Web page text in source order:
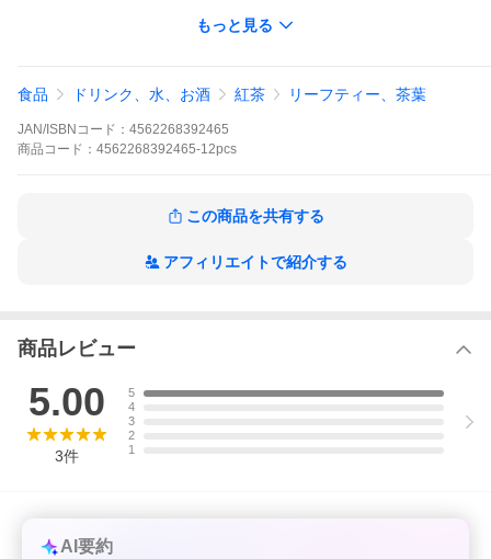
セイロン紅茶を、英国・ロシア・日本・中東諸国等、50か国以上
ギフト用などブレンドから加工及び包装まで、一貫して自社で製
造することが可能で、どのような顧客の要望にも応えられる設備
す。紅茶は気候や環境に影響されやすく、それぞれの茶葉の風味
があります。この産地の特徴を大切にし、他国の茶葉をブレンド
鮮度を保ちます。安心して飲める紅茶をモットーに製造、管理を
徹底しています。品質管理及び品質保証に関する「国際規格」を
もっと見る
食品 ドリンク、水、お酒 紅茶 リーフティー、茶葉
JAN/ISBNコード： 4562268392465
商品 コード： 4562268392465-12pcs
この商品を共有する
アフィリエイトで紹介する
商品レビュー
5.00
3件
5
4
3
2
1
AI要約